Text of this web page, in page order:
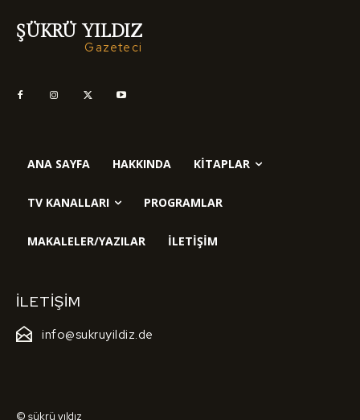
ŞÜKRÜ YILDIZ
Gazeteci
ANA SAYFA HAKKINDA KITAPLAR
TV KANALLARI PROGRAMLAR
MAKALELER/YAZILAR İLETIŞIM
İLETIŞIM
info@sukruyildiz.de
© şükrü yıldız